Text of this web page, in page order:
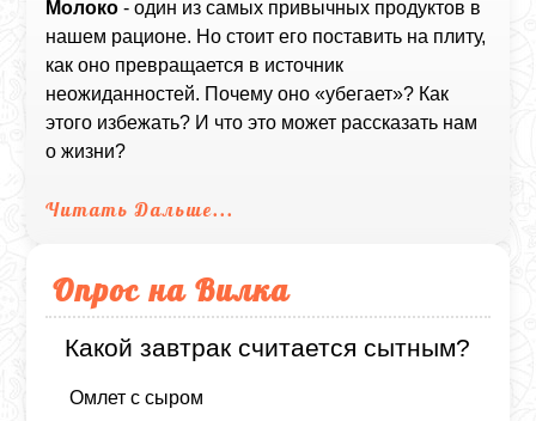
Молоко - один из самых привычных продуктов в
нашем рационе. Но стоит его поставить на плиту,
как оно превращается в источник
неожиданностей. Почему оно «убегает»? Как
этого избежать? И что это может рассказать нам
о жизни?
Читать Дальше...
Опрос на Вилка
Какой завтрак считается сытным?
Омлет с сыром